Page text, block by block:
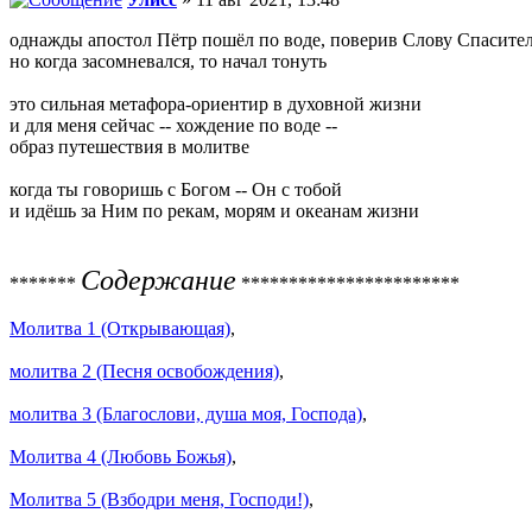
однажды апостол Пётр пошёл по воде, поверив Слову
но когда засомневался, то начал тонуть
это сильная метафора-ориентир в духовной жизни
и для меня сейчас -- хождение по воде --
образ путешествия в молитве
когда ты говоришь с Богом -- Он с тобой
и идёшь за Ним по рекам, морям и океанам жизни
******* Содержание ***********************
Молитва 1 (Открывающая),
молитва 2 (Песня освобождения),
молитва 3 (Благослови, душа моя, Господа),
Молитва 4 (Любовь Божья),
Молитва 5 (Взбодри меня, Господи!),